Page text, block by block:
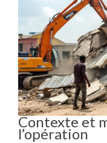
Contexte et
l’opération